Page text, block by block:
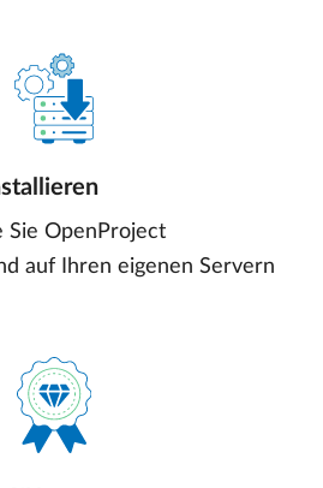
Sie OpenProject
auf Ihren eigenen Servern